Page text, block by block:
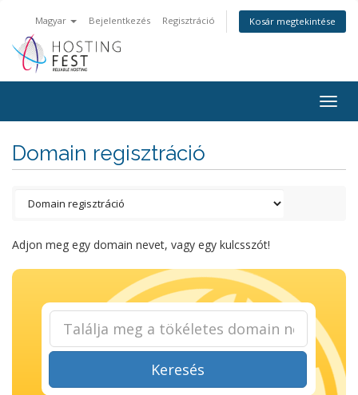
Magyar Bejelentkezés Regisztráció Kosár megtekintése
Domain regisztráció
Adjon meg egy domain nevet, vagy egy kulcsszót!
Keresés